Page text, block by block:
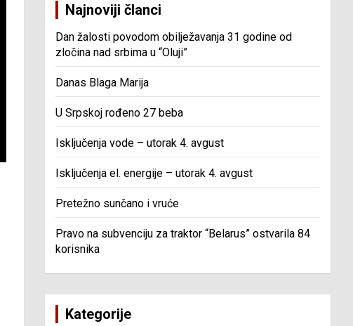
Najnoviji članci
Dan žalosti povodom obilježavanja 31 godine od
zločina nad srbima u “Oluji”
Danas Blaga Marija
U Srpskoj rođeno 27 beba
Isključenja vode – utorak 4. avgust
Isključenja el. energije – utorak 4. avgust
Pretežno sunčano i vruće
Pravo na subvenciju za traktor “Belarus” ostvarila 84
korisnika
Kategorije